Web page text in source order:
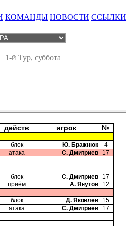
КОМАНДЫ НОВОСТИ ССЫЛКИ
1-й Тур, суббота
действ игрок
№
блок Ю. Бражнюк
4
атака С. Дмитриев
17
блок С. Дмитриев
17
приём А. Янутов
12
блок Д. Яковлев
15
атака С. Дмитриев
17